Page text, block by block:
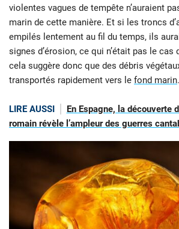
violentes vagues de tempête n’auraient
marin de cette manière. Et si les troncs
empilés lentement au fil du temps, ils
signes d’érosion, ce qui n’était pas le
cela suggère donc que des débris
transportés rapidement vers le fond marin.
LIRE AUSSI
En Espagne, la découverte
romain révèle l’ampleur des guerres